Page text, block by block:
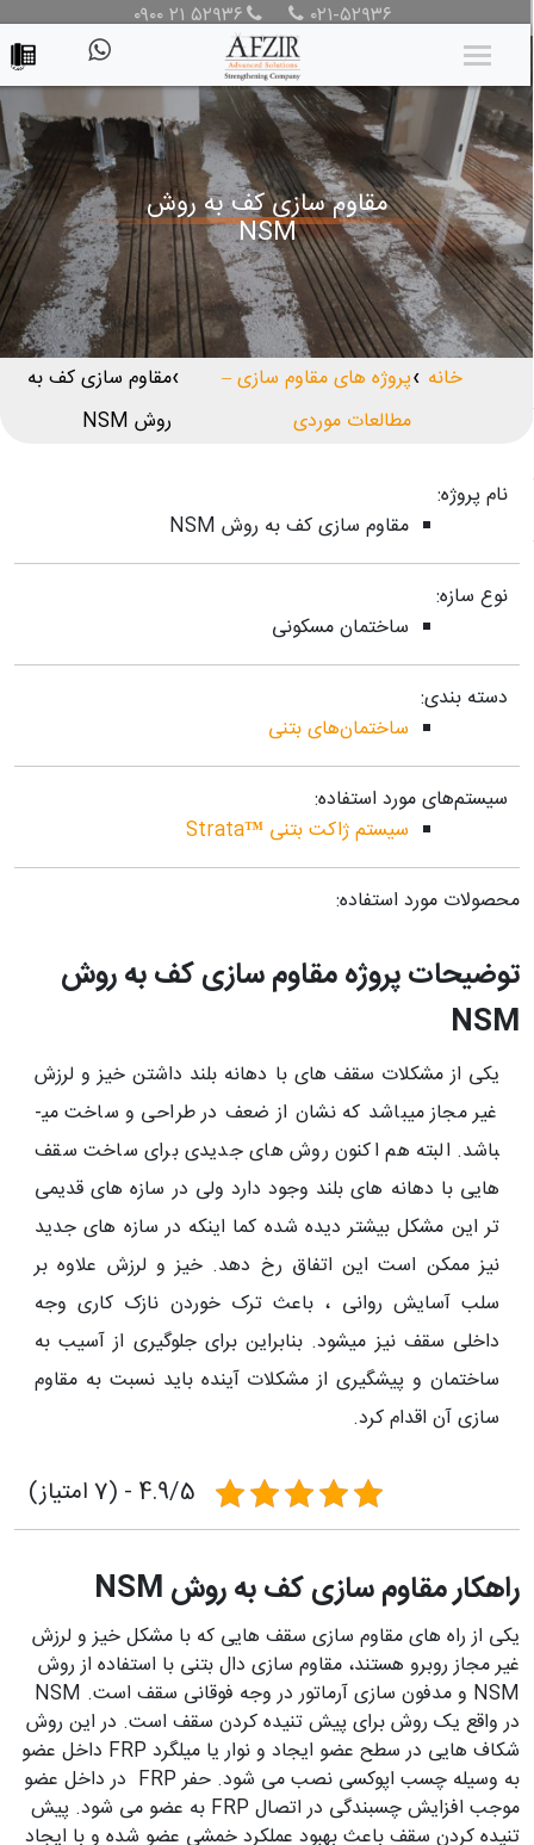
۰۲۱-۵۲۹۳۶ ۰۹۰۰ ۲۱ ۵۲۹۳۶
مقاوم سازی کف به روش
NSM
خانه ❯پروژه های مقاوم سازی –
مطالعات موردی
❯مقاوم سازی کف به
روش NSM
نام پروژه:
مقاوم سازی کف به روش NSM
نوع سازه:
ساختمان مسکونی
دسته بندی:
ساختمان‌های بتنی
سیستم‌های مورد استفاده:
سیستم ژاکت بتنی ™Strata
محصولات مورد استفاده:
توضیحات پروژه مقاوم سازی کف به روش
NSM
یکی از مشکلات سقف های با دهانه بلند داشتن خیز و لرزش
غیر مجاز می­باشد که نشان از ضعف در طراحی و ساخت می­
باشد. البته هم اکنون روش های جدیدی برای ساخت سقف
هایی با دهانه های بلند وجود دارد ولی در سازه های قدیمی
تر این مشکل بیشتر دیده شده کما اینکه در سازه های جدید
نیز ممکن است این اتفاق رخ دهد. خیز و لرزش علاوه بر
سلب آسایش روانی ، باعث ترک خوردن نازک کاری وجه
داخلی سقف نیز می­شود. بنابراین برای جلوگیری از آسیب به
ساختمان و پیشگیری از مشکلات آینده باید نسبت به مقاوم
سازی آن اقدام کرد.
4.9/5 - (7 امتیاز)
راهکار مقاوم سازی کف به روش NSM
یکی از راه های مقاوم سازی سقف هایی که با مشکل خیز و لرزش
غیر مجاز روبرو هستند، مقاوم سازی دال بتنی با استفاده از روش
NSM و مدفون سازی آرماتور در وجه فوقانی سقف است. NSM
در واقع یک روش برای پیش تنیده کردن سقف است. در این روش
شکاف هایی در سطح عضو ایجاد و نوار یا میلگرد FRP داخل عضو
به وسیله چسب اپوکسی نصب می شود. حفر FRP در داخل عضو
موجب افزایش چسبندگی در اتصال FRP به عضو می شود. پیش
تنیده کردن سقف باعث بهبود عملکرد خمشی عضو شده و با ایجاد